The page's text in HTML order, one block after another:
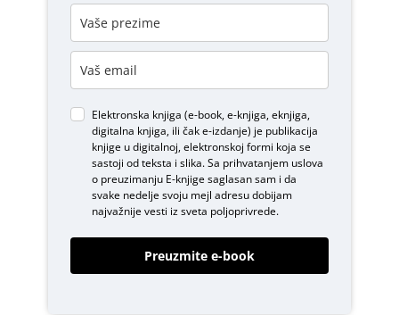
Elektronska knjiga (e-book, e-knjiga, eknjiga,
digitalna knjiga, ili čak e-izdanje) je publikacija
knjige u digitalnoj, elektronskoj formi koja se
sastoji od teksta i slika. Sa prihvatanjem uslova
o preuzimanju E-knjigesaglasan sam i da
svake nedelje svoju mejl adresu dobijam
najvažnije vesti iz sveta poljoprivrede.
Preuzmite e-book